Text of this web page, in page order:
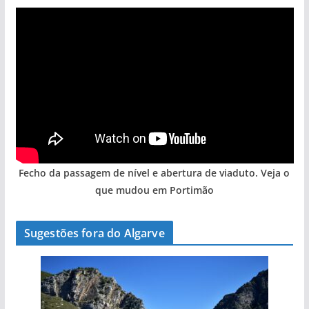
Fecho da passagem de nível e abertura de viaduto. Veja o
que mudou em Portimão
Sugestões fora do Algarve